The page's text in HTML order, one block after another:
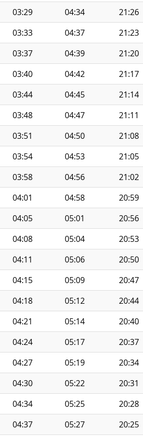
03:29 04:34 21:26
03:33 04:37 21:23
03:37 04:39 21:20
03:40 04:42 21:17
03:44 04:45 21:14
03:48 04:47 21:11
03:51 04:50 21:08
03:54 04:53 21:05
03:58 04:56 21:02
04:01 04:58 20:59
04:05 05:01 20:56
04:08 05:04 20:53
04:11 05:06 20:50
04:15 05:09 20:47
04:18 05:12 20:44
04:21 05:14 20:40
04:24 05:17 20:37
04:27 05:19 20:34
04:30 05:22 20:31
04:34 05:25 20:28
04:37 05:27 20:25